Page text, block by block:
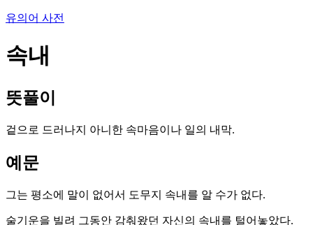
유의어 사전
속내
뜻풀이
겉으로 드러나지 아니한 속마음이나 일의 내막.
예문
그는 평소에 말이 없어서 도무지 속내를 알 수가 없다.
술기운을 빌려 그동안 감춰왔던 자신의 속내를 털어놓았다.